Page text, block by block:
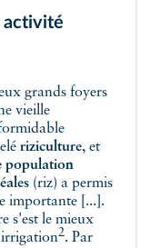
activité
grands foyers
vieille
riziculture, et
population
(riz) a permis
importante [...].
s'est le mieux
irrigation2. Par